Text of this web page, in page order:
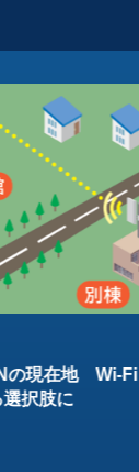
の現在地 Wi-Fi
択肢に